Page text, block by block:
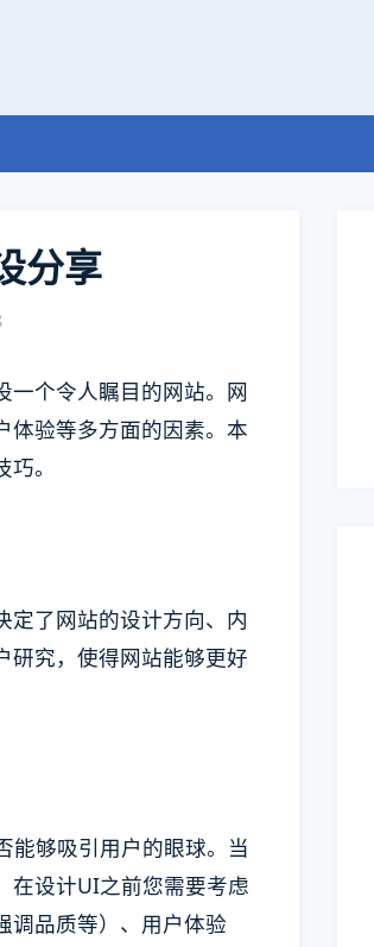
分享
一个令人瞩目的网站。网
体验等多方面的因素。本
。
定了网站的设计方向、内
研究，使得网站能够更好
能够吸引用户的眼球。当
在设计UI之前您需要考虑
调品质等）、用户体验